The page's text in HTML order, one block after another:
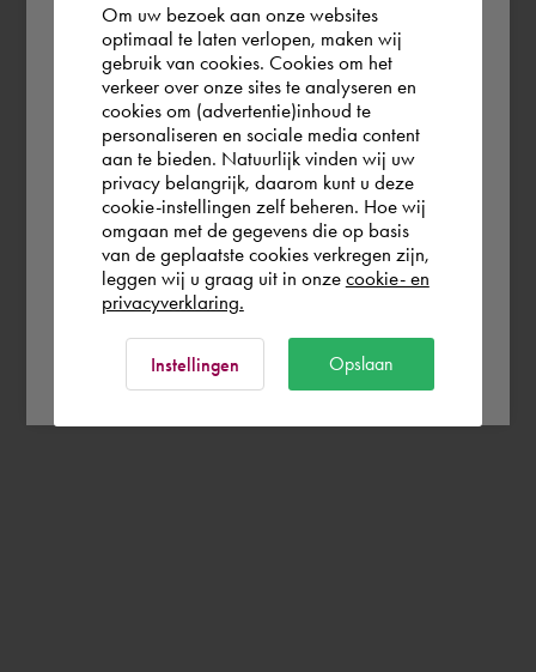
According to us you are situated in Rest of
the world. Please confirm in which country
you wish to shop.
Deutschland
Rest of the world
Om uw bezoek aan onze websites
optimaal te laten verlopen, maken wij
gebruik van cookies. Cookies om het
verkeer over onze sites te analyseren en
cookies om (advertentie)inhoud te
personaliseren en sociale media content
aan te bieden. Natuurlijk vinden wij uw
privacy belangrijk, daarom kunt u deze
cookie-instellingen zelf beheren. Hoe wij
omgaan met de gegevens die op basis
van de geplaatste cookies verkregen zijn,
leggen wij u graag uit in onze cookie- en
privacyverklaring.
Instellingen Opslaan